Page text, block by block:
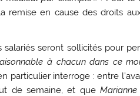
remise en cause des droits
seront sollicités pour
à chacun dans ce
particulier interroge : entre
de semaine, et queMarianne